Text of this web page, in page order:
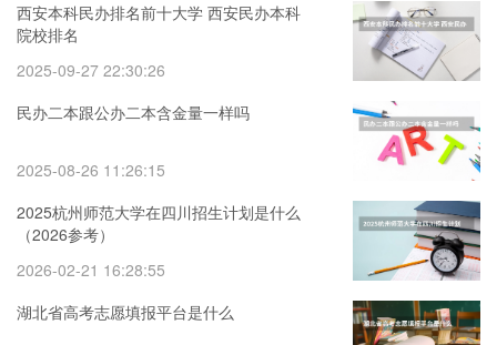
西安本科民办排名前十大学 西安民办本科
院校排名
2025-09-27 22:30:26
民办二本跟公办二本含金量一样吗
2025-08-26 11:26:15
2025杭州师范大学在四川招生计划是什么
（2026参考）
2026-02-21 16:28:55
湖北省高考志愿填报平台是什么